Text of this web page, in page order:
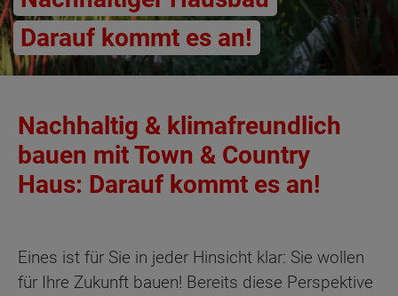
Darauf kommt es an!
Nachhaltig & klimafreundlich
bauen mit Town & Country
Haus: Darauf kommt es an!
Eines ist für Sie in jeder Hinsicht klar: Sie wollen
für Ihre Zukunft bauen! Bereits diese Perspektive